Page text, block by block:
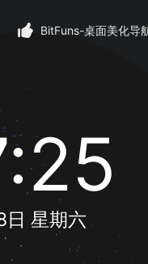
BitFuns-桌面美化导
日 星期六